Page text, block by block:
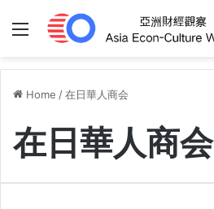
Menu
Home /在日華人商会
在日華人商会